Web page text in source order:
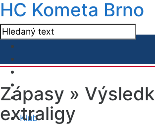
HC Kometa Brno
Klub
Zápasy »
extraligy